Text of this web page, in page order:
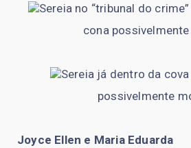
Sereia no “tribunal do
cona
Sereia já dentro da
possivelmente
Joyce Ellen e Maria Eduarda